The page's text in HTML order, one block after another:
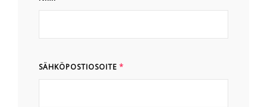
SÄHKÖPOSTIOSOITE *